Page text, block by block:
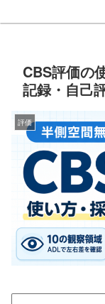
CBS評価の
記録・自己
評価